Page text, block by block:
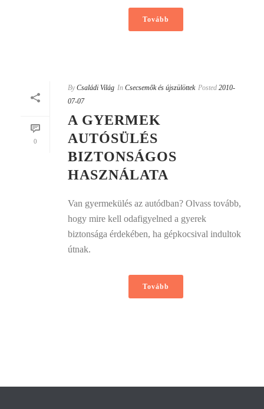
Tovább
0
By Családi Világ In Csecsemők és újszülöttek Posted 2010-
07-07
A GYERMEK
AUTÓSÜLÉS
BIZTONSÁGOS
HASZNÁLATA
Van gyermekülés az autódban? Olvass tovább,
hogy mire kell odafigyelned a gyerek
biztonsága érdekében, ha gépkocsival indultok
útnak.
Tovább